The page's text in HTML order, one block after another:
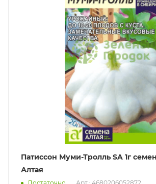
Патиссон Муми-Тролль SA 1г
Алтая